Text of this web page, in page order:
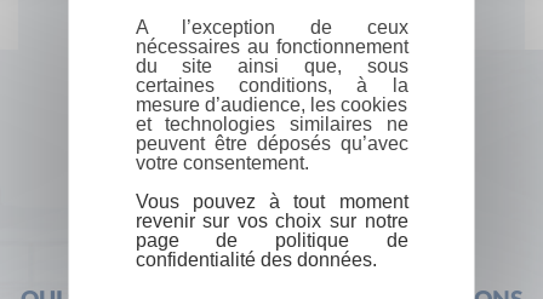
A l’exception de ceux
nécessaires au fonctionnement
du site ainsi que, sous
certaines conditions, à la
mesure d’audience, les cookies
et technologies similaires ne
peuvent être déposés qu’avec
votre consentement.
Vous pouvez à tout moment
revenir sur vos choix sur notre
page de politique de
confidentialité des données.